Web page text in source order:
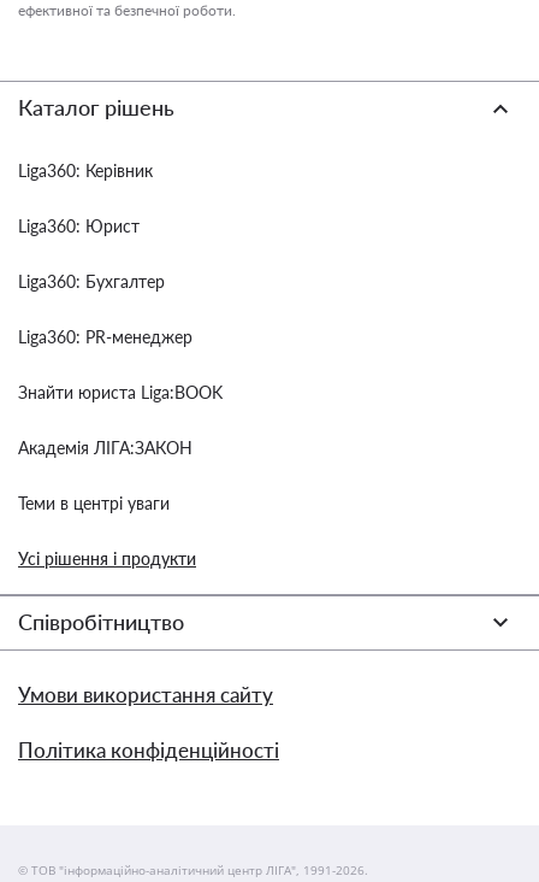
ефективної та безпечної роботи.
Каталог рішень
Liga360: Керівник
Liga360: Юрист
Liga360: Бухгалтер
Liga360: PR-менеджер
Знайти юриста Liga:BOOK
Академія ЛІГА:ЗАКОН
Теми в центрі уваги
Усі рішення і продукти
Співробітництво
Умови використання сайту
Політика конфіденційності
© ТОВ "інформаційно-аналітичний центр ЛІГА", 1991-2026.